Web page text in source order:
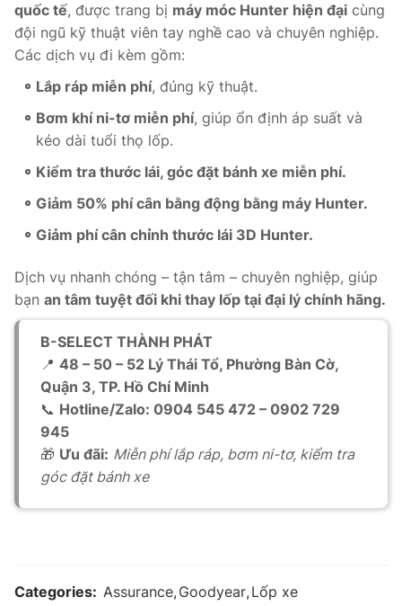
quốc tế, được trang bị máy móc Hunter hiện đại cùng
đội ngũ kỹ thuật viên tay nghề cao và chuyên nghiệp.
Các dịch vụ đi kèm gồm:
Lắp ráp miễn phí, đúng kỹ thuật.
Bơm khí ni-tơ miễn phí, giúp ổn định áp suất và
kéo dài tuổi thọ lốp.
Kiểm tra thước lái, góc đặt bánh xe miễn phí.
Giảm 50% phí cân bằng động bằng máy Hunter.
Giảm phí cân chỉnh thước lái 3D Hunter.
Dịch vụ nhanh chóng – tận tâm – chuyên nghiệp, giúp
bạn an tâm tuyệt đối khi thay lốp tại đại lý chính hãng.
B-SELECT THÀNH PHÁT
📍 48 – 50 – 52 Lý Thái Tổ, Phường Bàn Cờ,
Quận 3, TP. Hồ Chí Minh
📞 Hotline/Zalo: 0904 545 472 – 0902 729
945
🎁 Ưu đãi: Miễn phí lắp ráp, bơm ni-tơ, kiểm tra
góc đặt bánh xe
Categories: Assurance, Goodyear, Lốp xe